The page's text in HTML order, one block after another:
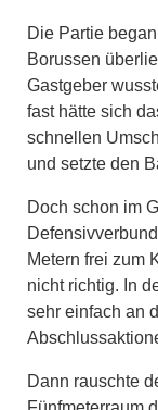
Die Partie
Borussen
Gastgeber
fast hätte sich
schnellen
und setzte den
Doch schon im
Metern frei zum
nicht richtig. In
sehr einfach an
Dann rauschte